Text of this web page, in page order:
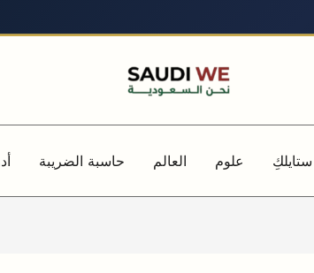
ستايلكِ علوم العالم حاسبة الضريبة